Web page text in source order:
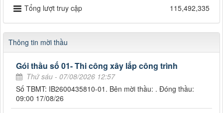
Tổng lượt truy cập
115,492,335
Thông tin mời thầu
Gói thầu số 01- Thi công xây lắp công trình
Thứ sáu - 07/08/2026 12:57
Số TBMT: IB2600435810-01. Bên mời thầu: . Đóng thầu:
09:00 17/08/26